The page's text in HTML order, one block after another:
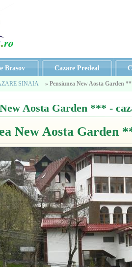
Brasov Cazare Predeal
SINAIA » Pensiunea New Aosta Garden
Aosta Garden *** -
New Aosta Garden